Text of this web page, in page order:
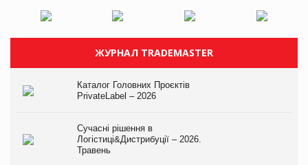
ЖУРНАЛ TRADEMASTER
Каталог Головних Проєктів
PrivateLabel – 2026
Сучасні рішення в
Логістиці&Дистрибуції – 2026.
Травень